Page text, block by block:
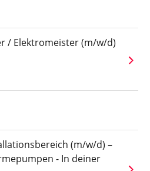
/ Elektromeister (m/w/d)
(m/w/d) –
- In deiner